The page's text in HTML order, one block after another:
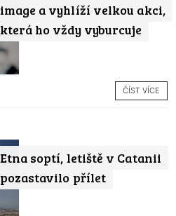
image a vyhlíží velkou akci,
která ho vždy vyburcuje
ČÍST VÍCE
Etna soptí, letiště v Catanii
pozastavilo přílet